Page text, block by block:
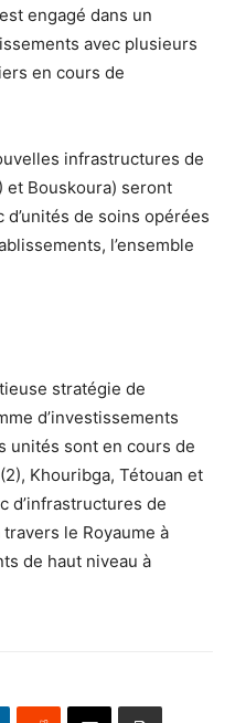
engagé dans un
avec plusieurs
en cours de
infrastructures de
et Bouskoura) seront
de soins opérées
l’ensemble
stratégie de
d’investissements
unités sont en cours de
Khouribga, Tétouan et
d’infrastructures de
le Royaume à
de haut niveau à